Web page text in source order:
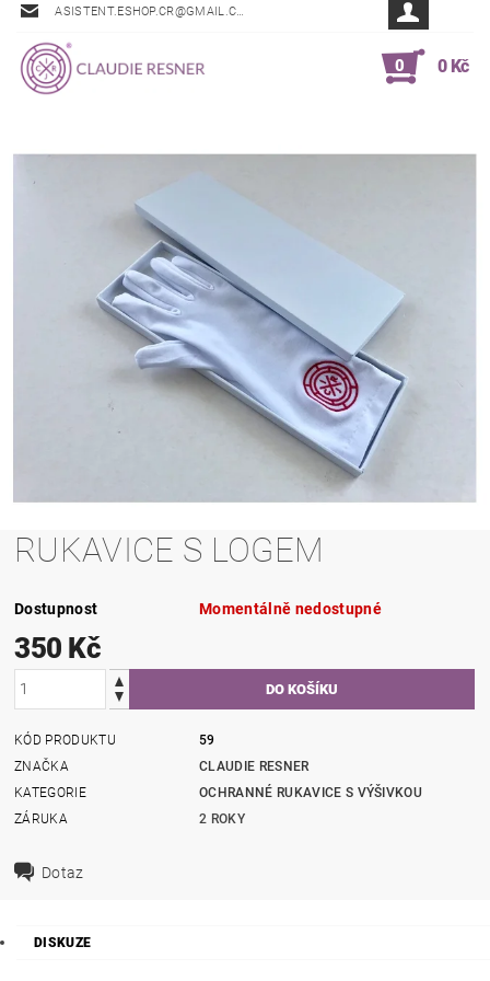
ASISTENT.ESHOP.CR@GMAIL.COM
0 0 Kč
RUKAVICE S LOGEM
Dostupnost Momentálně nedostupné
350 Kč
KÓD PRODUKTU
59
ZNAČKA
CLAUDIE RESNER
KATEGORIE
OCHRANNÉ RUKAVICE S VÝŠIVKOU
ZÁRUKA
2 ROKY
Dotaz
DISKUZE